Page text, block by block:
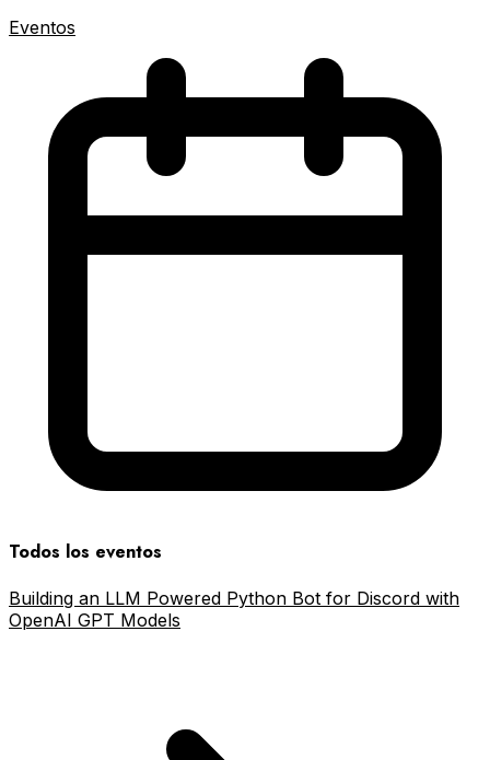
Eventos
Todos los eventos
Building an LLM Powered Python Bot for Discord with
OpenAI GPT Models